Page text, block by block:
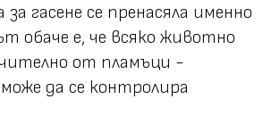
гасене се пренасяла именно
обаче е, че всяко животно
от пламъци -
да се контролира